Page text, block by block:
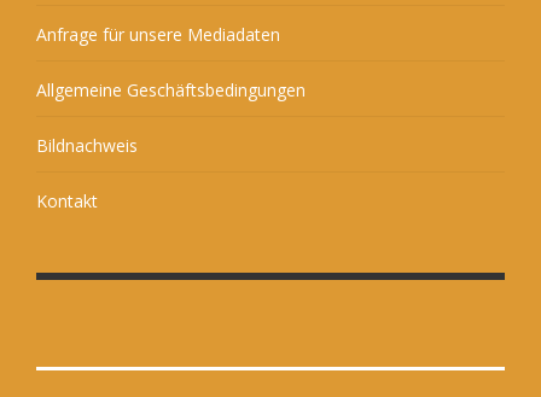
Anfrage für unsere Mediadaten
Allgemeine Geschäftsbedingungen
Bildnachweis
Kontakt